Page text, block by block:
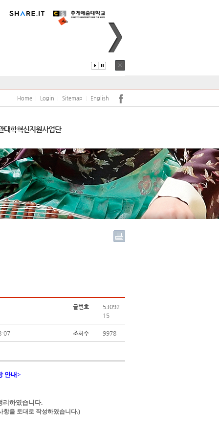
Home Login Sitemap English
(강사)채용
학보사 학생생활관학생상담센터
대학혁신지원사업단
글번호
53092
15
07 조회수 9978
안내>
리하였습니다.
항을 토대로 작성하였습니다.)